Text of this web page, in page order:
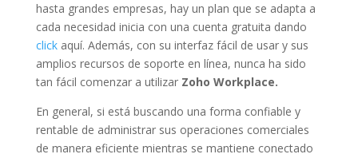
hasta grandes empresas, hay un plan que se adapta a
cada necesidad inicia con una cuenta gratuita dando
click aquí. Además, con su interfaz fácil de usar y sus
amplios recursos de soporte en línea, nunca ha sido
tan fácil comenzar a utilizar Zoho Workplace.
En general, si está buscando una forma confiable y
rentable de administrar sus operaciones comerciales
de manera eficiente mientras se mantiene conectado